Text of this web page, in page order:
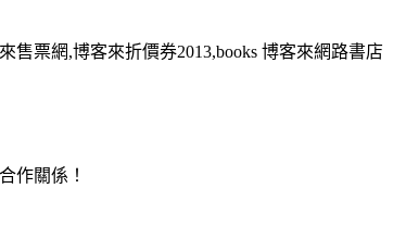
售票網,博客來折價券2013,books 博客來網路書店
作關係！